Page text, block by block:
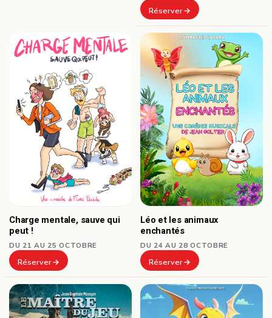
Réserver
Charge mentale, sauve qui
peut !
DU 21 AU 25 OCTOBRE
Réserver
Léo et les animaux
enchantés
DU 24 AU 28 OCTOBRE
Réserver